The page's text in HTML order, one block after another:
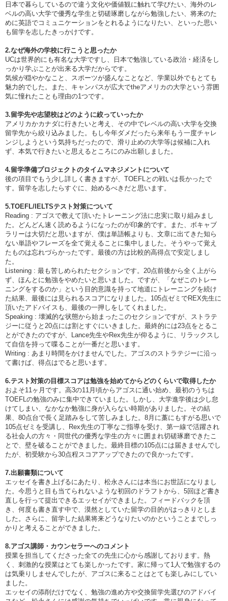
日本で暮らしているので違う文化や価値観に触れて学びたい、海外のレ
ベルの高い大学で優秀な学生と切磋琢磨しながら勉強したい、将来のた
めに英語でコミュニケーションをとれるようになりたい、といった思い
も留学を志したきっかけです。
2.なぜ海外の学校に行こうと思ったか
UCは世界的にも有名な大学ですし、日本で勉強している政治・経済をし
っかり学ぶことが出来る大学だからです。
気候が穏やかなこと、スポーツが盛んなことなど、学業以外でもとても
魅力的でした。また、キャンパスが広大でtheアメリカの大学という雰囲
気に憧れたことも理由の1つです。
3.留学先や志望校はどのように絞っていったか
アメリカかカナダに行きたいと考え、その中でレベルの高い大学を交換
留学先から絞り込みました。もし今年ダメだったら来年もう一度チャレ
ンジしようという気持ちだったので、滑り止めの大学等は候補に入れ
ず、本気で行きたいと思えるところにのみ出願しました。
4.留学準備プロジェクトのタイムマネジメントについて
後の項目でもう少し詳しく書きますが、TOEFLとの戦いは長かったで
す。留学を志したらすぐに、始めるべきだと思います。
5.TOEFL/IELTSテスト対策について
Reading : アゴスで教えて頂いたトレーニング法に忠実に取り組みまし
た。どんどん速く読めるようになったのが印象的です。また、ボキャブ
ラリーは大切だと思いますが、僕は単語帳よりも、文章に出てきた知ら
ない単語やフレーズを全て覚えることに集中しました。そうやって覚え
たものは忘れづらかったです。最後の方は比較的高得点で安定しまし
た。
Listening : 最も苦しめられたセクションです。20点前後から全く上がら
ず、ほんとに勉強をやめたいと思いました。ですが、「なぜこのトレー
ニングをするのか」という目的意識を持って地道にトレーニングを続け
た結果、最後には見られるスコアになりました。105点ゼミでREX先生に
頂いたアドバイスも、最後の一押しをしてくれました。
Speaking : 壊滅的な状態から始まったこのセクションですが、ストラテ
ジーに従うと20点には割とすぐにいきました。最終的には23点をとるこ
とができたのですが、Lance先生やRex先生が仰るように、リラックスし
て自信を持って喋ることが一番だと思います。
Writing : あまり時間をかけませんでした。アゴスのストラテジーに沿っ
て書けば、得点はでると思います。
6.テスト対策の目標スコアは勉強を始めてからどのくらいで取得したか
およそ11ヶ月です。高3の11月頃からアゴスに通い始め、最初のうちは
TOEFLの勉強のみに集中できていました。しかし、大学進学後は少し怠
けてしまい、なかなか勉強に身が入らない時期がありました。その結
果、80点台で長く足踏みをして苦しみました。8月に藁にもすがる思いで
105点ゼミを受講し、Rex先生の丁寧なご指導を受け、第一線で活躍され
る社会人の方々・同世代の優秀な学生の方々に囲まれ切磋琢磨できたこ
とで、壁を破ることができました。最終目標の105点には届きませんでし
たが、初受験から30点程スコアアップできたので良かったです。
7.出願書類について
エッセイを書き上げるにあたり、松永さんには本当にお世話になりまし
た。今思うと目も当てられないような初回のドラフトから、5回ほど書き
直しを行って提出できるエッセイができました。フィードバックを頂
き、何度も書き直す中で、漠然としていた留学の目的がはっきりとしま
した。さらに、留学した結果将来どうなりたいのかということまでしっ
かりと考えることができました。
8.アゴス講師・カウンセラーへのコメント
授業を担当してくださった全ての先生に心から感謝しております。熱
く、刺激的な授業はとても楽しかったです。家に帰って1人で勉強するの
は気乗りしませんでしたが、アゴスに来ることはとても楽しみにしてい
ました。
エッセイの添削だけでなく、勉強の進め方や交換留学先選びのアドバイ